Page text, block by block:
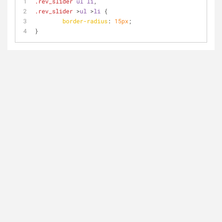
.rev_slider >ul >li
{
border-radius: 15px;
}